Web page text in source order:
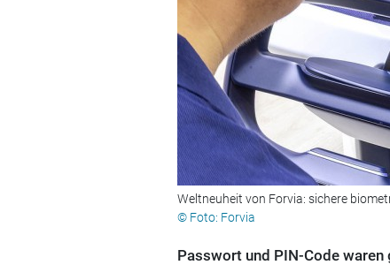
Weltneuheit von Forvia: sichere
© Foto: Forvia
Passwort und PIN-Code